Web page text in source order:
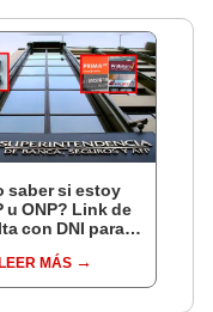
saber si estoy
u ONP? Link de
con DNI para
estás
MÁS